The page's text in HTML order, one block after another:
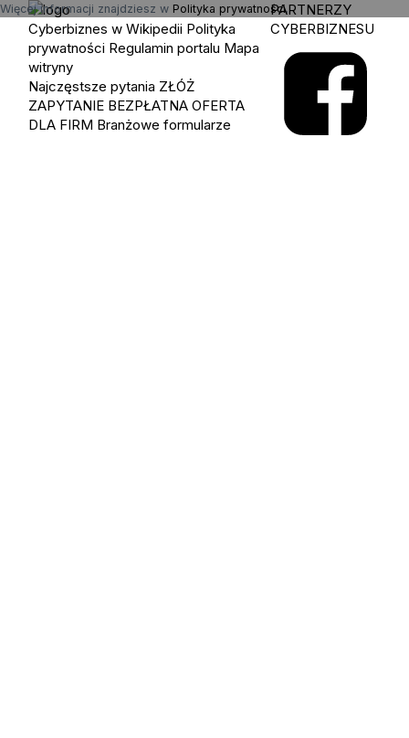
Więcej informacji znajdziesz w Polityka prywatności.
Cyberbiznes w Wikipedii Polityka
prywatności Regulamin portalu Mapa
witryny
Najczęstsze pytania ZŁÓŻ
ZAPYTANIE BEZPŁATNA OFERTA
DLA FIRM Branżowe formularze
PARTNERZY
CYBERBIZNESU